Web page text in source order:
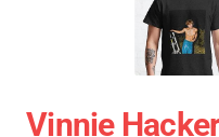
Vinnie